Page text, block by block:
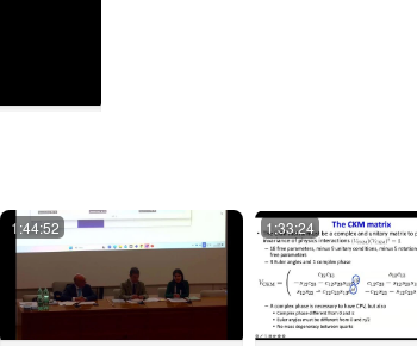
1:44:52 1:33:24